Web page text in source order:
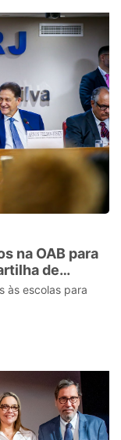
na OAB para
de
às escolas para